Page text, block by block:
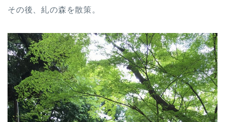
その後、糺の森を散策。